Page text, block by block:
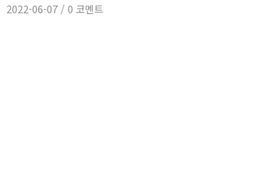
2022-06-07 / 0 코멘트